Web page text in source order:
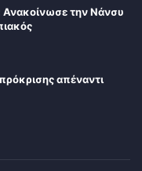
την Νάνσυ
απέναντι